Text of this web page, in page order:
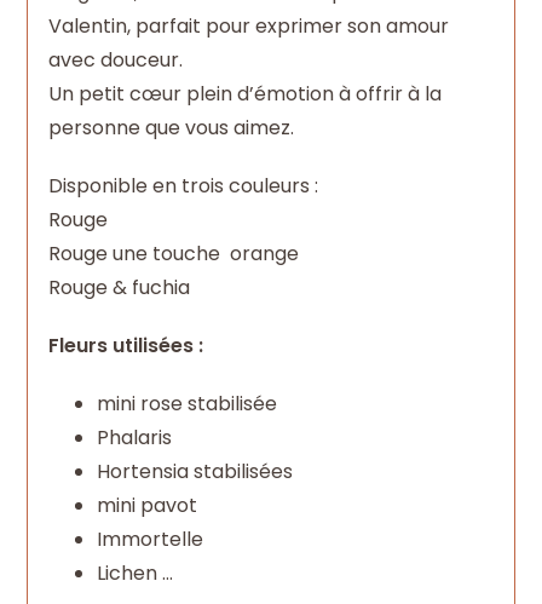
Valentin, parfait pour exprimer son amour
avec douceur.
Un petit cœur plein d’émotion à offrir à la
personne que vous aimez.
Disponible en trois couleurs :
Rouge
Rouge une touche orange
Rouge & fuchia
Fleurs utilisées :
mini rose stabilisée
Phalaris
Hortensia stabilisées
mini pavot
Immortelle
Lichen …